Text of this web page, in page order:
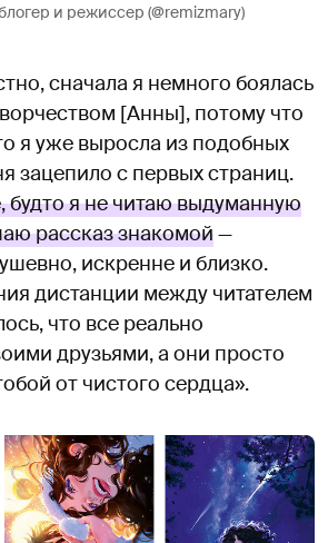
и режиссер (@remizmary)
сначала я немного боялась
[Анны], потому что
я уже выросла из подобных
зацепило с первых страниц.
я не читаю выдуманную
рассказ знакомой—
искренне и близко.
дистанции между читателем
что все реально
друзьями, а они просто
от чистого сердца».